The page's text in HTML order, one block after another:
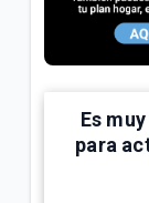
Oferta Full
o
préstamo |
Es
para